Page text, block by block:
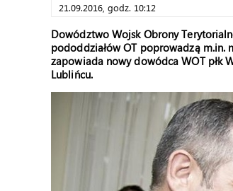
21.09.2016, godz. 10:12
Dowództwo Wojsk Obrony
pododdziałów OT poprowadzą m.in.
zapowiada nowy dowódca WOT płk
Lublińcu.